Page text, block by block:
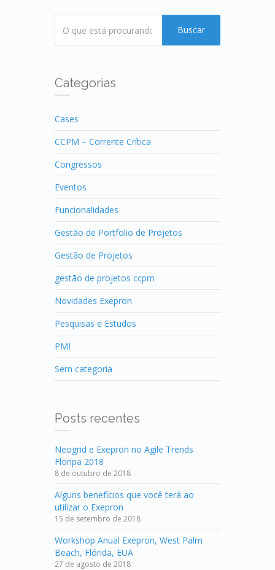
Buscar
Categorias
Cases
CCPM – Corrente Crítica
Congressos
Eventos
Funcionalidades
Gestão de Portfolio de Projetos
Gestão de Projetos
gestão de projetos ccpm
Novidades Exepron
Pesquisas e Estudos
PMI
Sem categoria
Posts recentes
Neogrid e Exepron no Agile Trends
Floripa 2018
8 de outubro de 2018
Alguns benefícios que você terá ao
utilizar o Exepron
15 de setembro de 2018
Workshop Anual Exepron, West Palm
Beach, Flórida, EUA
27 de agosto de 2018